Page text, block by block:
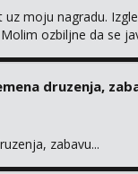
moju nagradu.
ozbiljne da se
druzenja,
zabavu...